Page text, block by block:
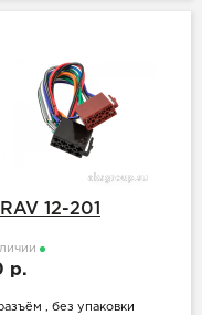
12-201
р.
, без упаковки